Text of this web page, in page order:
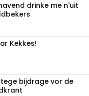
drinke me n'uit
Kekkes!
bijdrage vor de